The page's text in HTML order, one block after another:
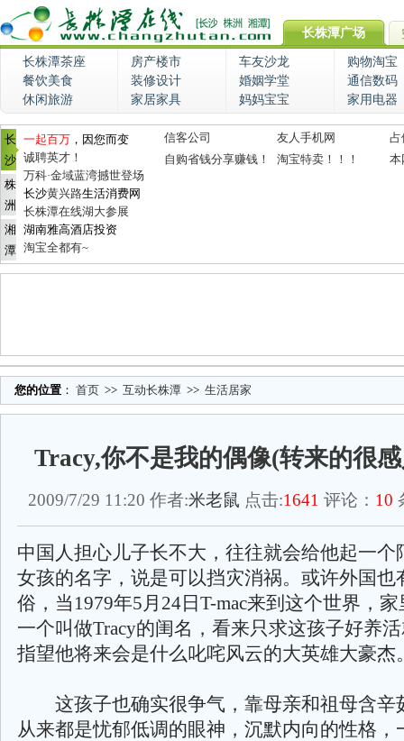
长株潭广场
长株潭茶座 房产楼市 车友沙龙
购物淘宝
餐饮美食
装修设计 婚姻学堂
通信数码
休闲旅游
家居家具 妈妈宝宝 家用电器
长
沙
株
洲
湘
潭
一起百万 ，因您而变
诚聘英才！
万科·金域蓝湾撼世登场
长沙黄兴路生活消费网
长株潭在线湖大参展
湖南雅高酒店投资
淘宝全都有~
信客公司 友人手机网
占
自购省钱分享赚钱！
淘宝特卖！！！ 本
您的位置 ： 首页 >> 互动长株潭 >> 生活居家
Tracy,你不是我的偶像(转来的很
2009/7/29 11:20 作者:米老鼠 点击:1641 评论： 10
中国人担心儿子长不大，往往就会给他起一个
女孩的名字，说是可以挡灾消祸。或许外国也
俗，当1979年5月24日T-mac来到这个世界，
一个叫做Tracy的闺名，看来只求这孩子好养
指望他将来会是什么叱咤风云的大英雄大豪杰
这孩子也确实很争气，靠母亲和祖母含辛
从来都是忧郁低调的眼神，沉默内向的性格，